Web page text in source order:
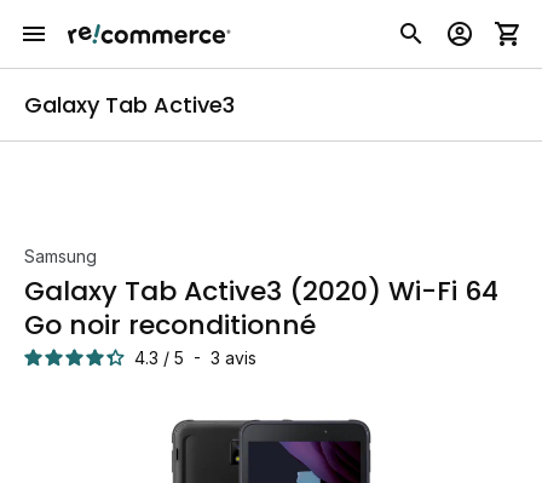
Galaxy Tab Active3
Samsung
Galaxy Tab Active3 (2020) Wi-Fi 64
Go noir reconditionné
4.3 / 5 - 3 avis